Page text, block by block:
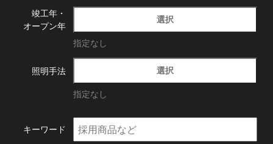
竣工年・
オープン年
選択
指定なし
照明手法 選択
指定なし
キーワード